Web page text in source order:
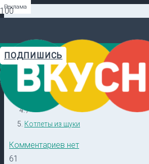
ПОДПИШИСЬ
Видеорецепты в ТГ →
Главная
/
Кулинарные секреты
/
Котлеты из щуки
Комментариев нет
61
Реклама
Реклама
Реклама
Реклама
Реклама
Реклама